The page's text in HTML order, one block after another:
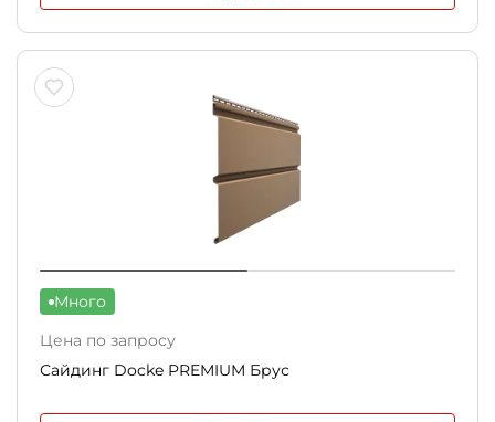
Много
Цена по запросу
Сайдинг Docke PREMIUM Брус